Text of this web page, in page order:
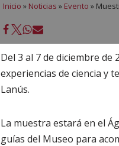
Inicio » Noticias » Evento »
Del 3 al 7 de diciembre
experiencias de ciencia y
Lanús.
La muestra estará en el
guías del Museo para